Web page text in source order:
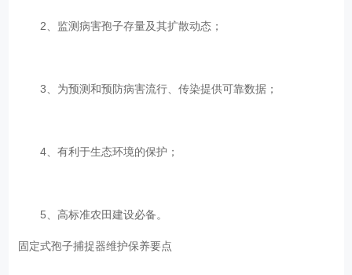
2、监测病害孢子存量及其扩散动态；
3、为预测和预防病害流行、传染提供可靠数据；
4、有利于生态环境的保护；
5、高标准农田建设必备。
固定式孢子捕捉器维护保养要点